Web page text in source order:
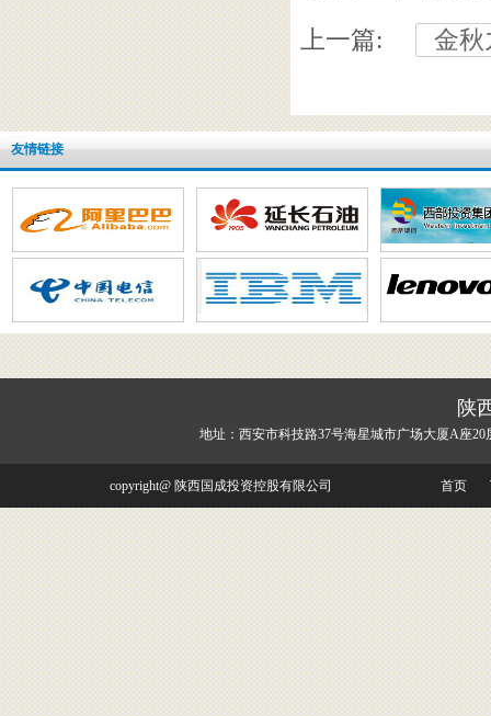
上一篇: 金
友情链接
陕
地址：西安市科技路37号海星城市广场大厦A座
copyright@ 陕西国成投资控股有限公司 首页